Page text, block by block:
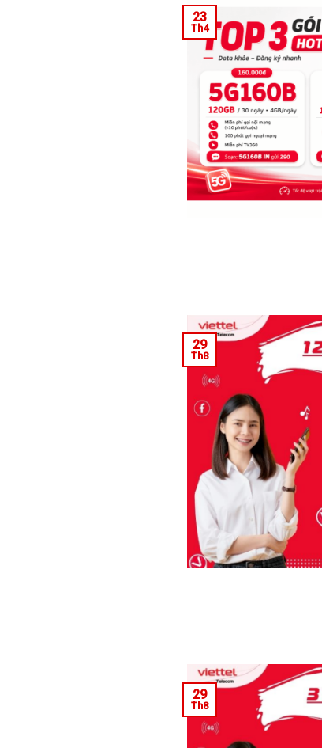
23
Th4
29
Th8
29
Th8